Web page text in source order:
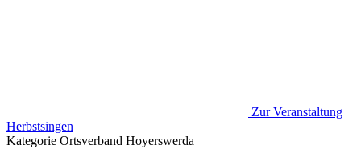
Zur Veranstaltung
Herbstsingen
Kategorie Ortsverband Hoyerswerda